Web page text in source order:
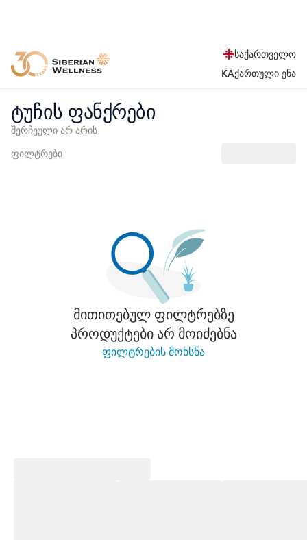
საქართველო
KAქართული ენა
ტუჩის ფანქრები
შერჩეული არ არის
ფილტრები
მითითებულ ფილტრებზე
პროდუქტები არ მოიძებნა
ფილტრების მოხსნა